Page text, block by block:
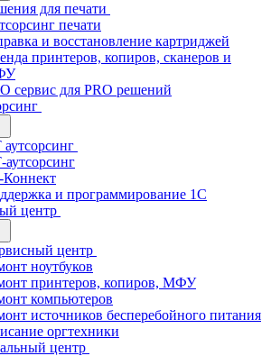
для печати
печати
и восстановление картриджей
принтеров, копиров, сканеров и
сервис для PRO решений
и программирование 1С
центр
центр
ноутбуков
принтеров, копиров, МФУ
компьютеров
источников бесперебойного питания
оргтехники
центр